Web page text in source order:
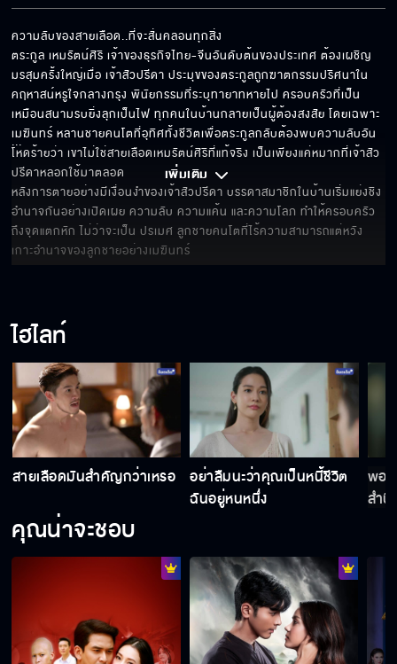
ฉันอยากให้เธออยู่ข้างฉัน
ฉันเตือนเธอแล้วนะ
เราจบลงตรงนี้
ฉันอยากให้มันเจอนรก
ผมขอยกที่ดินให้แก่เขาคนเดียว
คิดว่าทุกคนจะยอมรับเหรอ
มันต้องชดใช้ด้วยชีวิต
ความลับของสายเลือด..ที่จะสั่นคลอนทุกสิ่ง
ตระกูล เหมรัตน์ศิริ เจ้าของธุรกิจไทย-จีนอันดับต้นของประเทศ ต้องเผชิญ
มรสุมครั้งใหญ่เมื่อ เจ้าสัวปรีดา ประมุขของตระกูลถูกฆาตกรรมปริศนาใน
คฤหาสน์หรูใจกลางกรุง พินัยกรรมที่ระบุทายาทหายไป ครอบครัวที่เป็น
เหมือนสนามรบยิ่งลุกเป็นไฟ ทุกคนในบ้านกลายเป็นผู้ต้องสงสัย โดยเฉพาะ
เมฆินทร์ หลานชายคนโตที่อุทิศทั้งชีวิตเพื่อตระกูลกลับต้องพบความลับอัน
โหดร้ายว่า เขาไม่ใช่สายเลือดเหมรัตน์ศิริที่แท้จริง เป็นเพียงแค่หมากที่เจ้าสัว
ปรีดาหลอกใช้มาตลอด
หลังการตายอย่างมีเงื่อนงำของเจ้าสัวปรีดา บรรดาสมาชิกในบ้านเริ่มแย่งชิง
อำนาจกันอย่างเปิดเผย ความลับ ความแค้น และความโลภ ทำให้ครอบครัว
ถึงจุดแตกหัก ไม่ว่าจะเป็น ปรเมศ ลูกชายคนโตที่ไร้ความสามารถแต่หวัง
เกาะอำนาจของลูกชายอย่างเมฆินทร์
...
เพิ่มเติม
ไฮไลท์
สายเลือดมันสำคัญกว่าเหรอ
อย่าลืมนะว่าคุณเป็นหนี้ชีวิต
ฉันอยู่หนหนึ่ง
พอไ
สำนึ
คุณน่าจะชอบ